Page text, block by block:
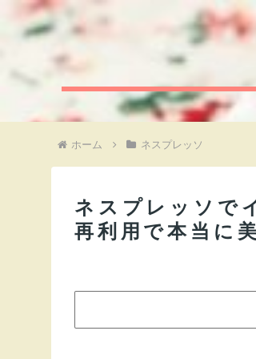
ホーム ネスプレッソ
ネスプレッソで
再利用で本当に